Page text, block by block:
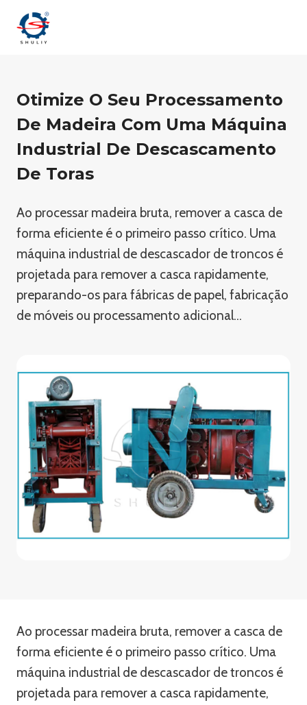
Otimize O Seu Processamento
De Madeira Com Uma Máquina
Industrial De Descascamento
De Toras
Ao processar madeira bruta, remover a casca de
forma eficiente é o primeiro passo crítico. Uma
máquina industrial de descascador de troncos é
projetada para remover a casca rapidamente,
preparando-os para fábricas de papel, fabricação
de móveis ou processamento adicional…
Ao processar madeira bruta, remover a casca de
forma eficiente é o primeiro passo crítico. Uma
máquina industrial de descascador de troncos é
projetada para remover a casca rapidamente,